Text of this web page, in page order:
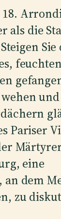
als die
Pariser
eine
dem
zu